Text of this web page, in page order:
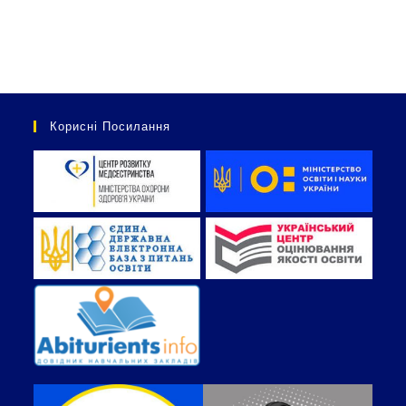
Корисні Посилання